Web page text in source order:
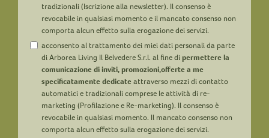
tradizionali (Iscrizione alla newsletter). Il consenso è
revocabile in qualsiasi momento e il mancato consenso non
comporta alcun effetto sulla erogazione dei servizi.
acconsento al trattamento dei miei dati personali da parte
di Arborea Living Il Belvedere S.r.l. al fine dipermettere la
comunicazione di inviti, promozioni,offerte a me
specificatamente dedicateattraverso mezzi di contatto
automatici e tradizionali comprese le attività di re-
marketing (Profilazione e Re-marketing). Il consenso è
revocabile in qualsiasi momento. Il mancato consenso non
comporta alcun effetto sulla erogazione dei servizi.